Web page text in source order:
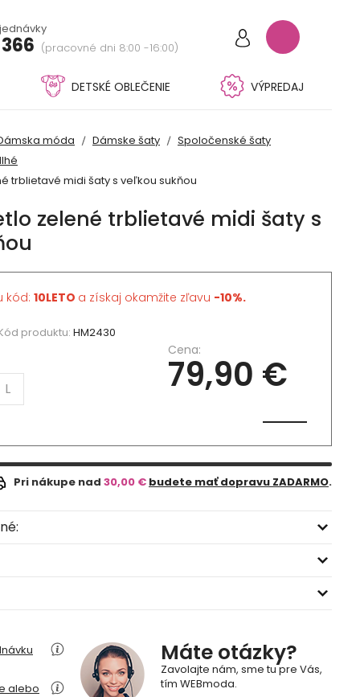
(pracovné dni 8:00 -16:00)
DETSKÉ OBLEČENIE VÝPREDAJ
móda Dámske šaty
Spoločenské šaty
trblietavé midi šaty s veľkou sukňou
zelené trblietavé midi šaty s
kód: 10LETO a získaj okamžite zľavu -10%.
produktu: HM2430
L
Cena:
79,90 €
Pri nákupe nad 30,00 € budete mať dopravu ZADARMO.
alebo
Máte otázky?
Zavolajte nám, sme tu pre Vás,
tím WEBmoda.